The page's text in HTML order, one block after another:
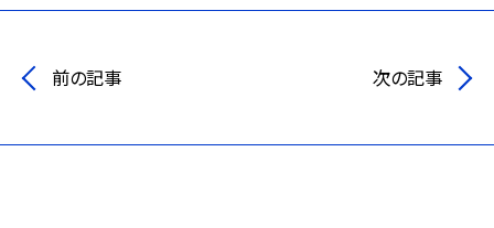
前の記事 次の記事